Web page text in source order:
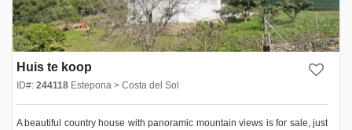
Huis te koop
ID#: 244118 Estepona > Costa del Sol
A beautiful country house with panoramic mountain views is for sale, just